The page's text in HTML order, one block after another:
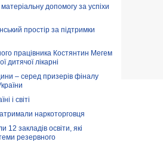
допомогу за успіхи
простір за підтримки
працівника Костянтин Мегем
дитячої лікарні
– серед призерів фіналу
і світі
наркоторговця
12 закладів освіти, які
резервного